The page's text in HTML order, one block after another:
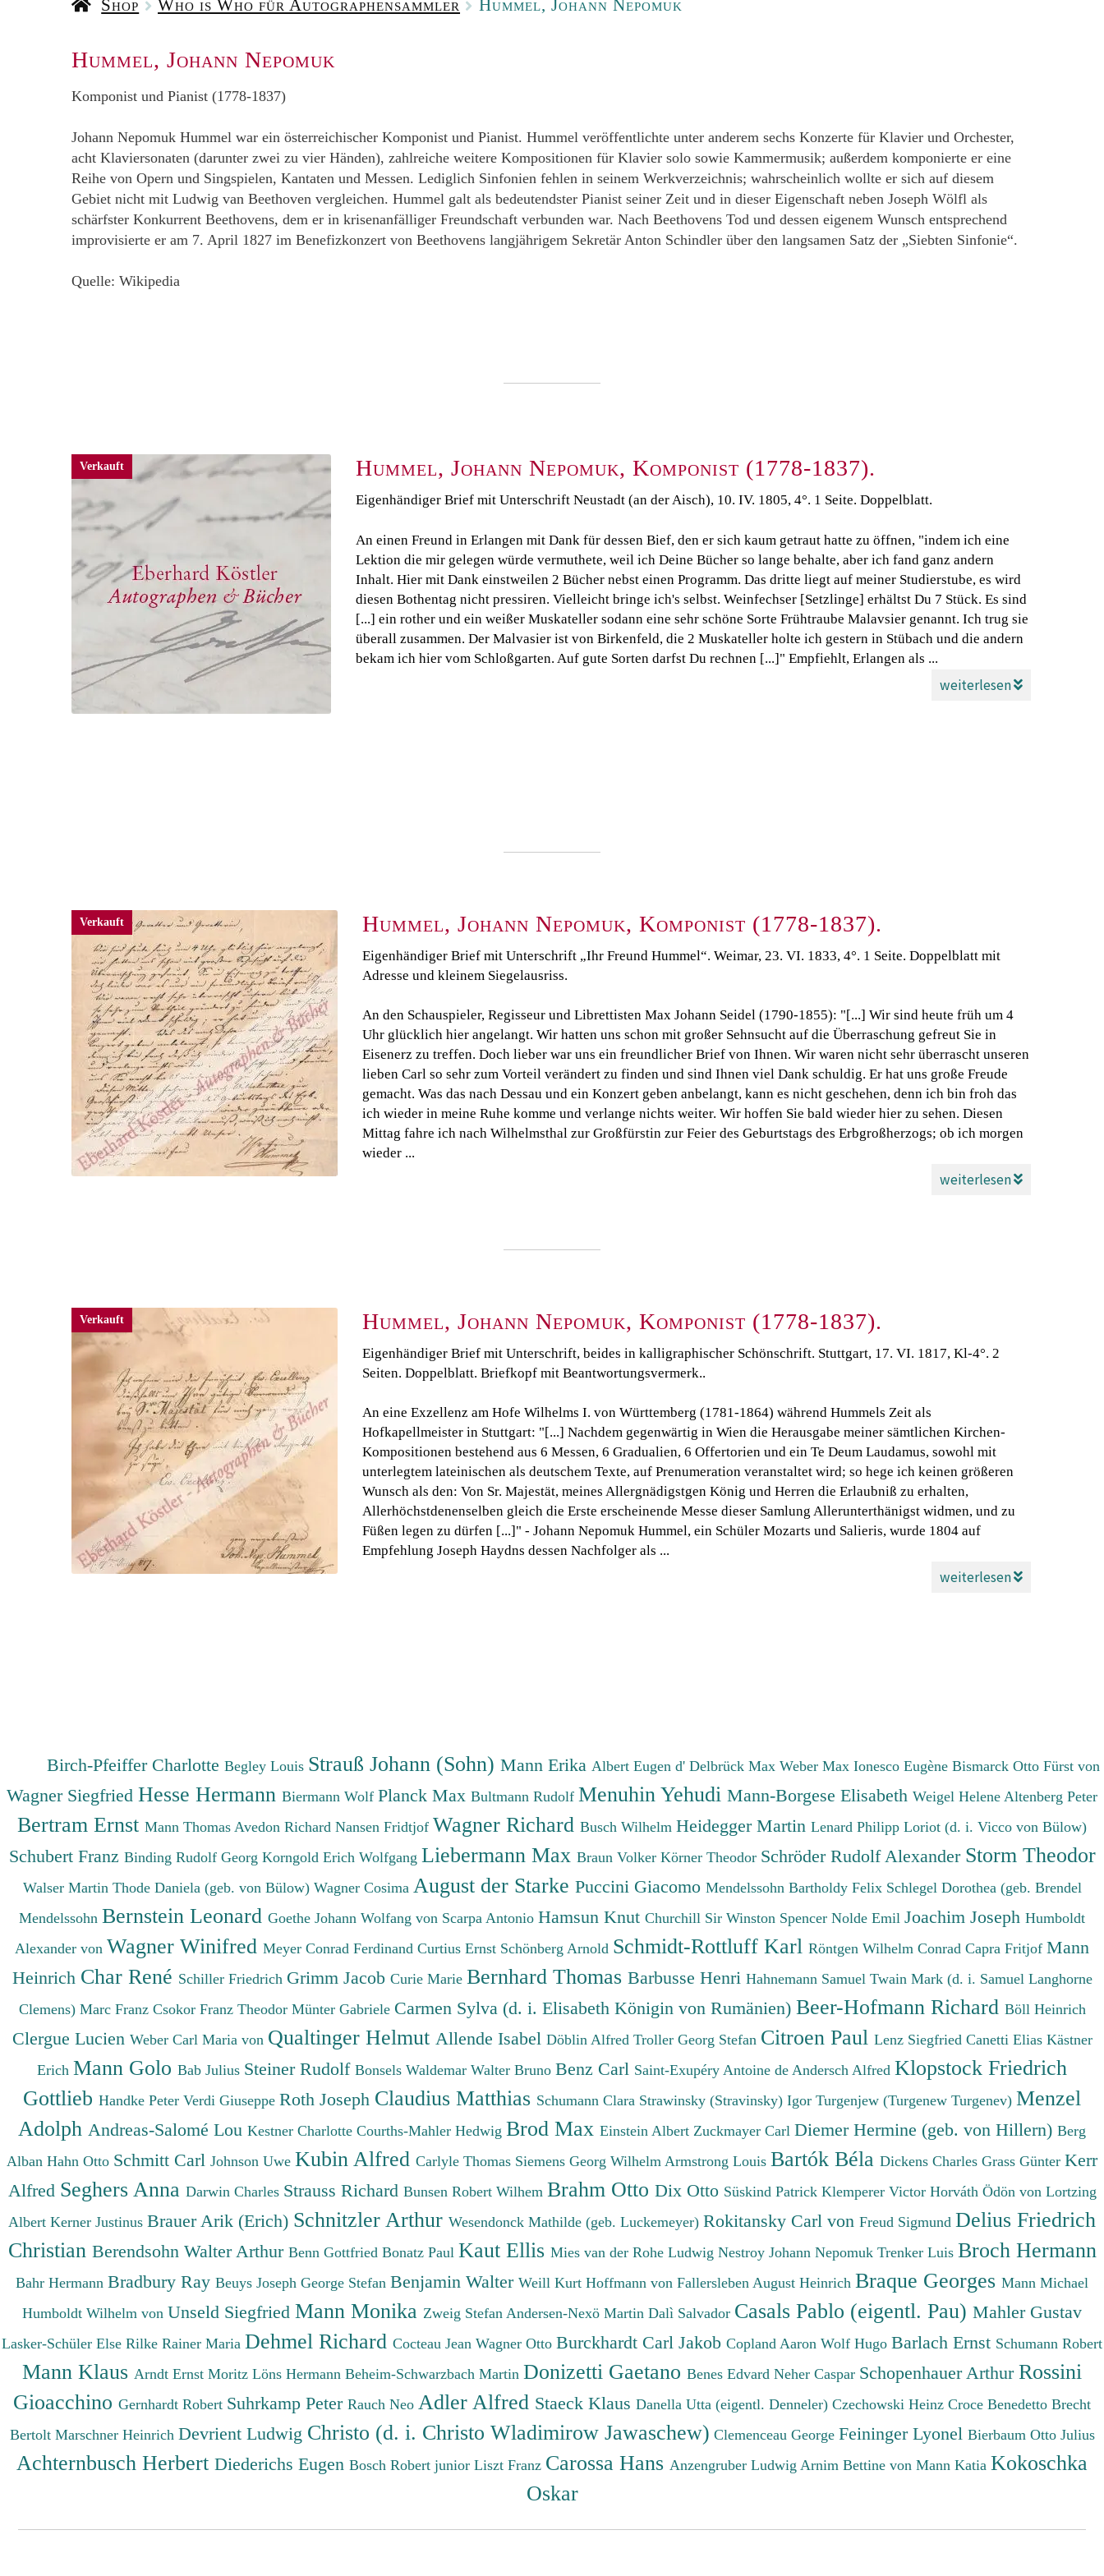
Shop Who is Who für Autographensammler Hummel, Johann Nepomuk
Hummel, Johann Nepomuk
Komponist und Pianist (1778-1837)
Johann Nepomuk Hummel war ein österreichischer Komponist und Pianist. Hummel veröffentlichte unter anderem sechs Konzerte für Klavier und Orchester,
acht Klaviersonaten (darunter zwei zu vier Händen), zahlreiche weitere Kompositionen für Klavier solo sowie Kammermusik; außerdem komponierte er eine
Reihe von Opern und Singspielen, Kantaten und Messen. Lediglich Sinfonien fehlen in seinem Werkverzeichnis; wahrscheinlich wollte er sich auf diesem
Gebiet nicht mit Ludwig van Beethoven vergleichen. Hummel galt als bedeutendster Pianist seiner Zeit und in dieser Eigenschaft neben Joseph Wölfl als
schärfster Konkurrent Beethovens, dem er in krisenanfälliger Freundschaft verbunden war. Nach Beethovens Tod und dessen eigenem Wunsch entsprechend
improvisierte er am 7. April 1827 im Benefizkonzert von Beethovens langjährigem Sekretär Anton Schindler über den langsamen Satz der „Siebten Sinfonie“.
Quelle: Wikipedia
Verkauft Hummel, Johann Nepomuk, Komponist (1778-1837).
Eigenhändiger Brief mit Unterschrift Neustadt (an der Aisch), 10. IV. 1805, 4°. 1 Seite. Doppelblatt.
An einen Freund in Erlangen mit Dank für dessen Bief, den er sich kaum getraut hatte zu öffnen, "indem ich eine
Lektion die mir gelegen würde vermuthete, weil ich Deine Bücher so lange behalte, aber ich fand ganz andern
Inhalt. Hier mit Dank einstweilen 2 Bücher nebst einen Programm. Das dritte liegt auf meiner Studierstube, es wird
diesen Bothentag nicht pressiren. Vielleicht bringe ich's selbst. Weinfechser [Setzlinge] erhältst Du 7 Stück. Es sind
[...] ein rother und ein weißer Muskateller sodann eine sehr schöne Sorte Frühtraube Malavsier genannt. Ich trug sie
überall zusammen. Der Malvasier ist von Birkenfeld, die 2 Muskateller holte ich gestern in Stübach und die andern
bekam ich hier vom Schloßgarten. Auf gute Sorten darfst Du rechnen [...]" Empfiehlt, Erlangen als ...
weiterlesen
Verkauft Hummel, Johann Nepomuk, Komponist (1778-1837).
Eigenhändiger Brief mit Unterschrift „Ihr Freund Hummel“. Weimar, 23. VI. 1833, 4°. 1 Seite. Doppelblatt mit
Adresse und kleinem Siegelausriss.
An den Schauspieler, Regisseur und Librettisten Max Johann Seidel (1790-1855): "[...] Wir sind heute früh um 4
Uhr glücklich hier angelangt. Wir hatten uns schon mit großer Sehnsucht auf die Überraschung gefreut Sie in
Eisenerz zu treffen. Doch lieber war uns ein freundlicher Brief von Ihnen. Wir waren nicht sehr überrascht unseren
lieben Carl so sehr zum Vorteil verändert zu finden und sind Ihnen viel Dank schuldig. Er hat uns große Freude
gemacht. Was das nach Dessau und ein Konzert geben anbelangt, kann es nicht geschehen, denn ich bin froh das
ich wieder in meine Ruhe komme und verlange nichts weiter. Wir hoffen Sie bald wieder hier zu sehen. Diesen
Mittag fahre ich nach Wilhelmsthal zur Großfürstin zur Feier des Geburtstags des Erbgroßherzogs; ob ich morgen
wieder ...
weiterlesen
Verkauft Hummel, Johann Nepomuk, Komponist (1778-1837).
Eigenhändiger Brief mit Unterschrift, beides in kalligraphischer Schönschrift. Stuttgart, 17. VI. 1817, Kl-4°. 2
Seiten. Doppelblatt. Briefkopf mit Beantwortungsvermerk..
An eine Exzellenz am Hofe Wilhelms I. von Württemberg (1781-1864) während Hummels Zeit als
Hofkapellmeister in Stuttgart: "[...] Nachdem gegenwärtig in Wien die Herausgabe meiner sämtlichen Kirchen-
Kompositionen bestehend aus 6 Messen, 6 Gradualien, 6 Offertorien und ein Te Deum Laudamus, sowohl mit
unterlegtem lateinischen als deutschem Texte, auf Prenumeration veranstaltet wird; so hege ich keinen größeren
Wunsch als den: Von Sr. Majestät, meines Allergnädigstgen König und Herren die Erlaubniß zu erhalten,
Allerhöchstdenenselben gleich die Erste erscheinende Messe dieser Samlung Allerunterthänigst widmen, und zu
Füßen legen zu dürfen [...]" - Johann Nepomuk Hummel, ein Schüler Mozarts und Salieris, wurde 1804 auf
Empfehlung Joseph Haydns dessen Nachfolger als ...
weiterlesen
Birch-Pfeiffer CharlotteBegley Louis Strauß Johann (Sohn)Mann Erika Albert Eugen d'Delbrück MaxWeber MaxIonesco EugèneBismarck Otto Fürst von
Wagner Siegfried Hesse Hermann Biermann Wolf Planck Max Bultmann Rudolf Menuhin Yehudi Mann-Borgese Elisabeth Weigel Helene Altenberg Peter
Bertram Ernst Mann Thomas Avedon Richard Nansen Fridtjof Wagner Richard Busch Wilhelm Heidegger Martin Lenard Philipp Loriot (d. i. Vicco von Bülow)
Schubert Franz Binding Rudolf Georg Korngold Erich Wolfgang Liebermann Max Braun Volker Körner Theodor Schröder Rudolf Alexander Storm Theodor
Walser Martin Thode Daniela (geb. von Bülow) Wagner Cosima August der Starke Puccini Giacomo Mendelssohn Bartholdy Felix Schlegel Dorothea (geb. Brendel
Mendelssohn Bernstein Leonard Goethe Johann Wolfang von Scarpa Antonio Hamsun Knut Churchill Sir Winston Spencer Nolde Emil Joachim Joseph Humboldt
Alexander von Wagner Winifred Meyer Conrad Ferdinand Curtius Ernst Schönberg Arnold Schmidt-Rottluff Karl Röntgen Wilhelm Conrad Capra Fritjof Mann
Heinrich Char René Schiller Friedrich Grimm Jacob Curie Marie Bernhard Thomas Barbusse Henri Hahnemann Samuel Twain Mark (d. i. Samuel Langhorne
Clemens) Marc Franz Csokor Franz Theodor Münter Gabriele Carmen Sylva (d. i. Elisabeth Königin von Rumänien) Beer-Hofmann Richard Böll Heinrich
Clergue Lucien Weber Carl Maria von Qualtinger Helmut Allende Isabel Döblin Alfred Troller Georg Stefan Citroen Paul Lenz Siegfried Canetti Elias Kästner
Erich Mann Golo Bab Julius Steiner Rudolf Bonsels Waldemar Walter Bruno Benz Carl Saint-Exupéry Antoine de Andersch Alfred Klopstock Friedrich
Gottlieb Handke Peter Verdi Giuseppe Roth Joseph Claudius Matthias Schumann Clara Strawinsky (Stravinsky) Igor Turgenjew (Turgenew Turgenev) Menzel
Adolph Andreas-Salomé Lou Kestner Charlotte Courths-Mahler Hedwig Brod Max Einstein Albert Zuckmayer Carl Diemer Hermine (geb. von Hillern) Berg
Alban Hahn Otto Schmitt Carl Johnson Uwe Kubin Alfred Carlyle Thomas Siemens Georg Wilhelm Armstrong Louis Bartók Béla Dickens Charles Grass Günter Kerr
Alfred Seghers Anna Darwin Charles Strauss Richard Bunsen Robert Wilhem Brahm Otto Dix Otto Süskind Patrick Klemperer Victor Horváth Ödön von Lortzing
Albert Kerner Justinus Brauer Arik (Erich) Schnitzler Arthur Wesendonck Mathilde (geb. Luckemeyer) Rokitansky Carl von Freud Sigmund Delius Friedrich
Christian Berendsohn Walter Arthur Benn Gottfried Bonatz Paul Kaut Ellis Mies van der Rohe Ludwig Nestroy Johann Nepomuk Trenker Luis Broch Hermann
Bahr Hermann Bradbury Ray Beuys Joseph George Stefan Benjamin Walter Weill Kurt Hoffmann von Fallersleben August Heinrich Braque Georges Mann Michael
Humboldt Wilhelm von Unseld Siegfried Mann Monika Zweig Stefan Andersen-Nexö Martin Dalì Salvador Casals Pablo (eigentl. Pau) Mahler Gustav
Lasker-Schüler Else Rilke Rainer Maria Dehmel Richard Cocteau Jean Wagner Otto Burckhardt Carl Jakob Copland Aaron Wolf Hugo Barlach Ernst Schumann Robert
Mann Klaus Arndt Ernst Moritz Löns Hermann Beheim-Schwarzbach Martin Donizetti Gaetano Benes Edvard Neher Caspar Schopenhauer Arthur Rossini
Gioacchino Gernhardt Robert Suhrkamp Peter Rauch Neo Adler Alfred Staeck Klaus Danella Utta (eigentl. Denneler) Czechowski Heinz Croce Benedetto Brecht
Bertolt Marschner Heinrich Devrient Ludwig Christo (d. i. Christo Wladimirow Jawaschew) Clemenceau George Feininger Lyonel Bierbaum Otto Julius
Achternbusch Herbert Diederichs Eugen Bosch Robert junior Liszt Franz Carossa Hans Anzengruber Ludwig Arnim Bettine von Mann Katia Kokoschka
Oskar